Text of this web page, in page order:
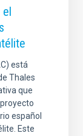
el
está
Thales
que
español
Este